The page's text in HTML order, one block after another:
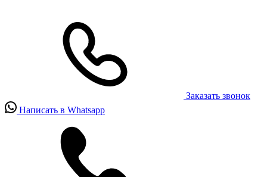
Заказать звонок
Написать в Whatsapp